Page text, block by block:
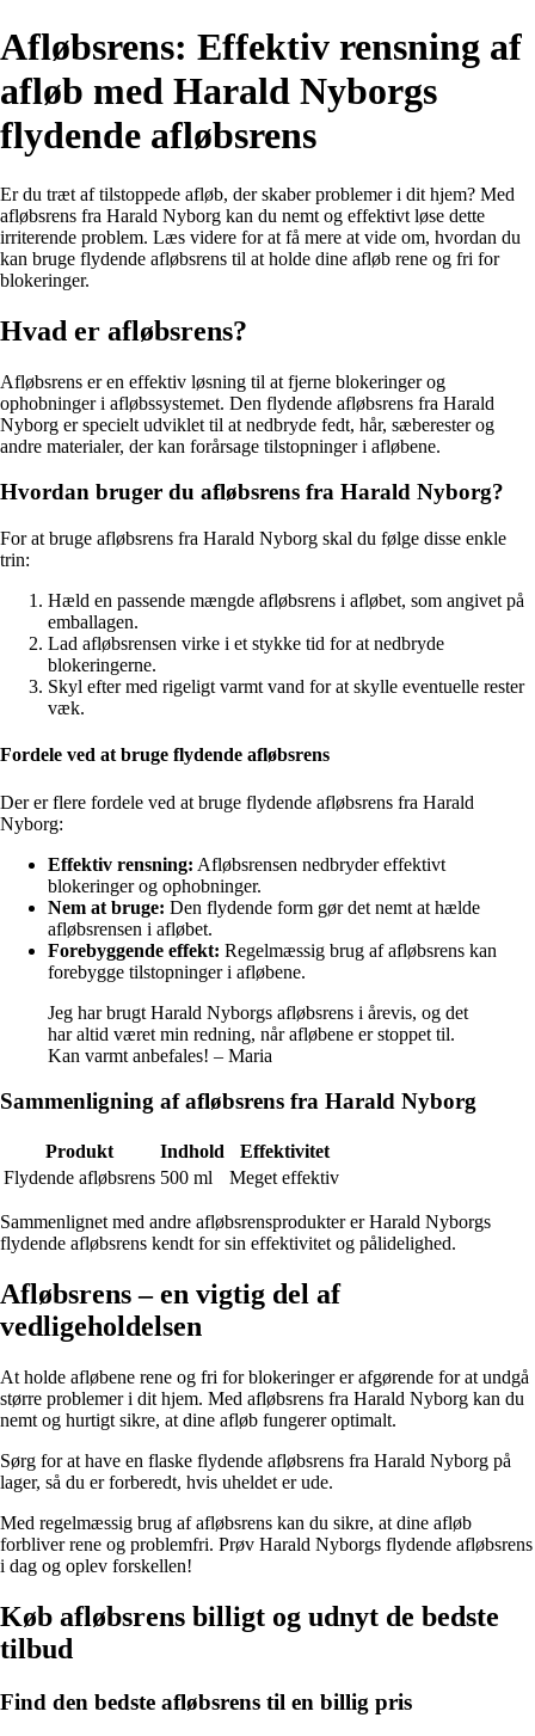
Afløbsrens: Effektiv rensning af
afløb med Harald Nyborgs
flydende afløbsrens
Er du træt af tilstoppede afløb, der skaber problemer i dit hjem? Med
afløbsrens fra Harald Nyborg kan du nemt og effektivt løse dette
irriterende problem. Læs videre for at få mere at vide om, hvordan du
kan bruge flydende afløbsrens til at holde dine afløb rene og fri for
blokeringer.
Hvad er afløbsrens?
Afløbsrens er en effektiv løsning til at fjerne blokeringer og
ophobninger i afløbssystemet. Den flydende afløbsrens fra Harald
Nyborg er specielt udviklet til at nedbryde fedt, hår, sæberester og
andre materialer, der kan forårsage tilstopninger i afløbene.
Hvordan bruger du afløbsrens fra Harald Nyborg?
For at bruge afløbsrens fra Harald Nyborg skal du følge disse enkle
trin:
Hæld en passende mængde afløbsrens i afløbet, som angivet på
emballagen.
Lad afløbsrensen virke i et stykke tid for at nedbryde
blokeringerne.
Skyl efter med rigeligt varmt vand for at skylle eventuelle rester
væk.
Fordele ved at bruge flydende afløbsrens
Der er flere fordele ved at bruge flydende afløbsrens fra Harald
Nyborg:
Effektiv rensning: Afløbsrensen nedbryder effektivt
blokeringer og ophobninger.
Nem at bruge: Den flydende form gør det nemt at hælde
afløbsrensen i afløbet.
Forebyggende effekt: Regelmæssig brug af afløbsrens kan
forebygge tilstopninger i afløbene.
Jeg har brugt Harald Nyborgs afløbsrens i årevis, og det
har altid været min redning, når afløbene er stoppet til.
Kan varmt anbefales! – Maria
Sammenligning af afløbsrens fra Harald Nyborg
Produkt Indhold
Effektivitet
Flydende afløbsrens 500 ml Meget effektiv
Sammenlignet med andre afløbsrensprodukter er Harald Nyborgs
flydende afløbsrens kendt for sin effektivitet og pålidelighed.
Afløbsrens – en vigtig del af
vedligeholdelsen
At holde afløbene rene og fri for blokeringer er afgørende for at undgå
større problemer i dit hjem. Med afløbsrens fra Harald Nyborg kan du
nemt og hurtigt sikre, at dine afløb fungerer optimalt.
Sørg for at have en flaske flydende afløbsrens fra Harald Nyborg på
lager, så du er forberedt, hvis uheldet er ude.
Med regelmæssig brug af afløbsrens kan du sikre, at dine afløb
forbliver rene og problemfri. Prøv Harald Nyborgs flydende afløbsrens
i dag og oplev forskellen!
Køb afløbsrens billigt og udnyt de bedste
tilbud
Find den bedste afløbsrens til en billig pris